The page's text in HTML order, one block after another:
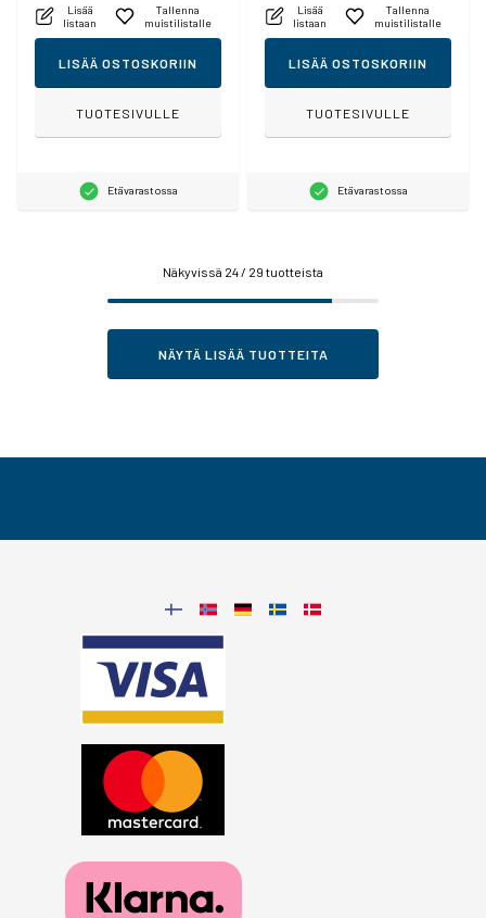
Lisää
listaan
Tallenna
muistilistalle
LISÄÄ OSTOSKORIIN
TUOTESIVULLE
Etävarastossa
Lisää
listaan
Tallenna
muistilistalle
LISÄÄ OSTOSKORIIN
TUOTESIVULLE
Etävarastossa
Näkyvissä 24 / 29 tuotteista
NÄYTÄ LISÄÄ TUOTTEITA